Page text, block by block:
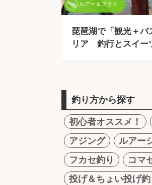
ルアー＆フライ
琵琶湖で「観光＋
リア 釣行とスイー
釣り方から探す
初心者オススメ！
アジング
ルアー
フカセ釣り
コマ
投げ＆ちょい投げ釣